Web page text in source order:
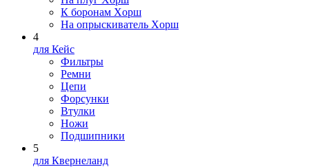
К боронам Xopш
На опрыскиватель Xopш
4
для Кейс
Фильтры
Ремни
Цепи
Форсунки
Втулки
Ножи
Подшипники
5
для Квернеланд